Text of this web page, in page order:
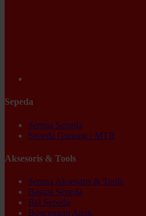
Sepeda
Semua Sepeda
Sepeda Gunung / MTB
Aksesoris & Tools
Semua Aksesoris & Tools
Bagasi Sepeda
Bel Sepeda
Boncengan Anak